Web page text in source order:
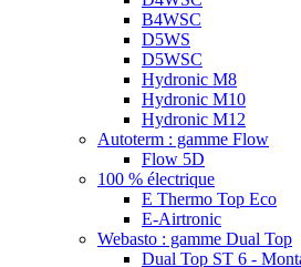
B4WSC
D5WS
D5WSC
Hydronic M8
Hydronic M10
Hydronic M12
Autoterm : gamme Flow
Flow 5D
100 % électrique
E Thermo Top Eco
E-Airtronic
Webasto : gamme Dual Top
Dual Top ST 6 -